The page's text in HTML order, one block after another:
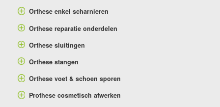
Orthese enkel scharnieren
Orthese reparatie onderdelen
Orthese sluitingen
Orthese stangen
Orthese voet & schoen sporen
Prothese cosmetisch afwerken